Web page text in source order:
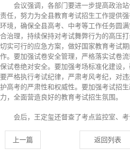
会议强调，各部门要进一步提高政治
责任，努力为全县教育考试招生工作提供
环境，确保全县高考、中考等工作任务圆
合治理，持续保持对考试舞弊行为的高压
切实可行的应急方案，做好国家教育考试
作。要加强试卷安全管理，严格落实试卷
保试卷绝对安全。要加强考场标准化建设，
要严格执行考试纪律，严肃考风考纪，对
护高考的严肃性和权威性。要加强考试招
力，全面营造良好的教育考试招生氛围。
会后，王定玺还督查了考点监控室、
上一篇 返回列表